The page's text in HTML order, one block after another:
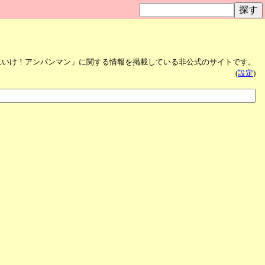
いけ！アンパンマン」に関する情報を掲載している非公式のサイトです。
(設定)